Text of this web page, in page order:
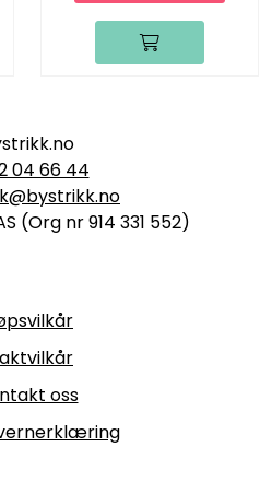
04 66 44
(Org nr 914 331 552)
oss